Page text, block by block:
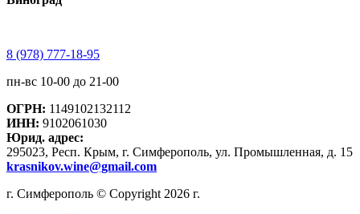
8 (978) 777-18-95
пн-вс 10-00 до 21-00
ОГРН: 1149102132112
ИНН: 9102061030
Юрид. адрес:
295023, Респ. Крым, г. Симферополь, ул. Промышленная, д. 15
krasnikov.wine@gmail.com
г. Симферополь © Copyright 2026 г.